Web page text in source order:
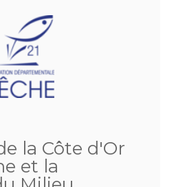
la Côte d'Or
et la